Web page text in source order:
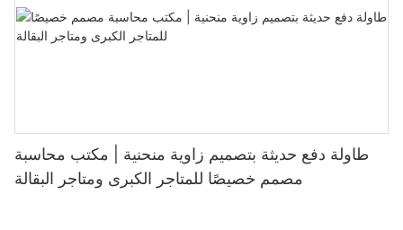
طاولة دفع حديثة بتصميم زاوية منحنية | مكتب محاسبة
مصمم خصيصًا للمتاجر الكبرى ومتاجر البقالة